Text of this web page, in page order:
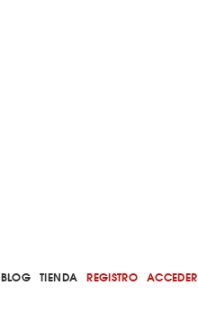
BLOG TIENDA REGISTRO ACCEDER